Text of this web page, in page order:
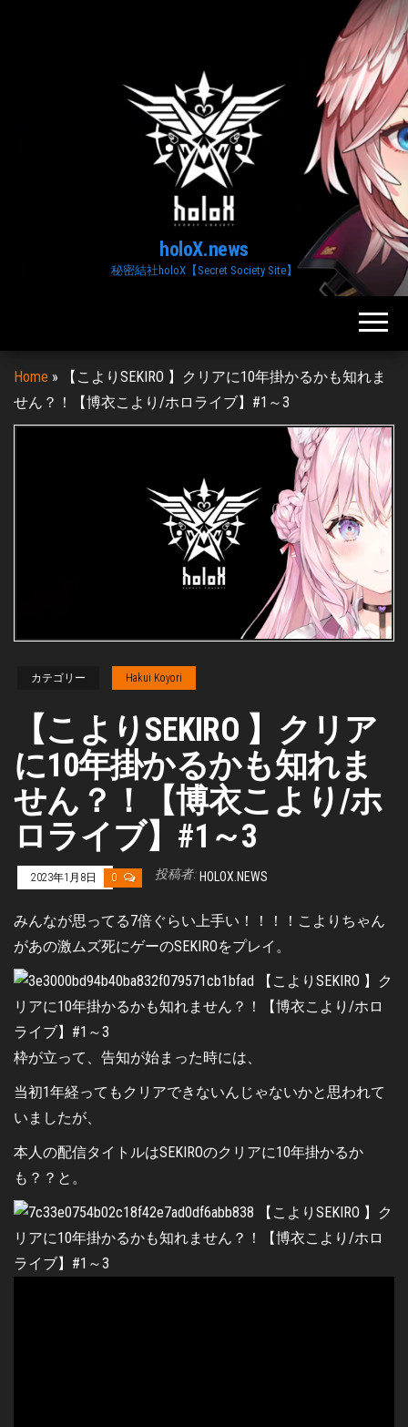
holoX.news
秘密結社holoX【Secret Society Site】
Home »
【こよりSEKIRO 】クリアに10年掛かるかも知れま
せん？！【博衣こより/ホロライブ】#1～3
カテゴリー Hakui Koyori
【こよりSEKIRO 】クリア
に10年掛かるかも知れま
せん？！【博衣こより/ホ
ロライブ】#1～3
2023年1月8日 0 投稿者: HOLOX.NEWS
みんなが思ってる7倍ぐらい上手い！！！！こよりちゃん
があの激ムズ死にゲーのSEKIROをプレイ。
枠が立って、告知が始まった時には、
当初1年経ってもクリアできないんじゃないかと思われて
いましたが、
本人の配信タイトルはSEKIROのクリアに10年掛かるか
も？？と。